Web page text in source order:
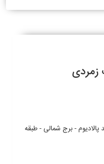
زمردی
- برج شمالی - طبقه